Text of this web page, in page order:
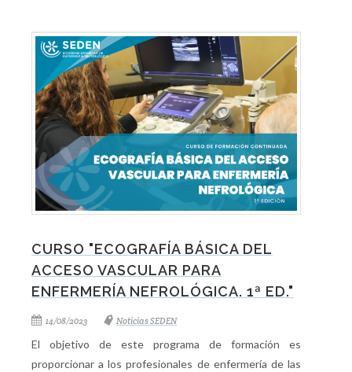
CURSO "ECOGRAFÍA BÁSICA DEL
ACCESO VASCULAR PARA
ENFERMERÍA NEFROLÓGICA. 1ª ED."
14/08/2023 Noticias SEDEN
El objetivo de este programa de formación es
proporcionar a los profesionales de enfermería de las